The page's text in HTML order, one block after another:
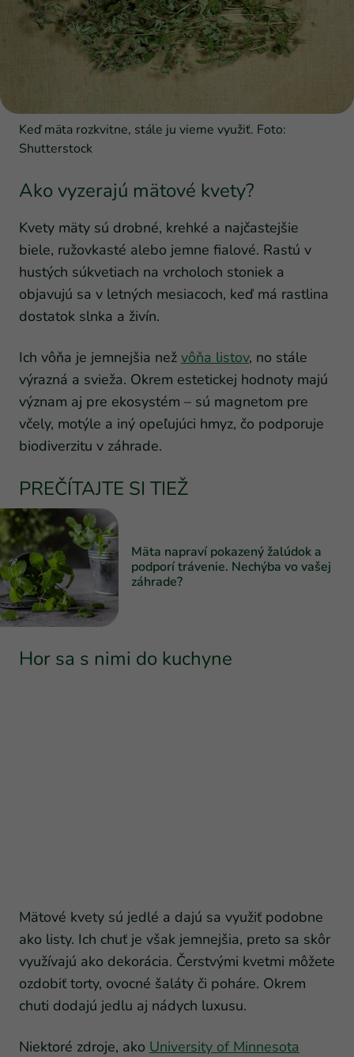
Keď mäta rozkvitne, stále ju vieme využiť. Foto:
Shutterstock
Ako vyzerajú mätové kvety?
Kvety mäty sú drobné, krehké a najčastejšie
biele, ružovkasté alebo jemne fialové. Rastú v
hustých súkvetiach na vrcholoch stoniek a
objavujú sa v letných mesiacoch, keď má rastlina
dostatok slnka a živín.
Ich vôňa je jemnejšia než vôňa listov, no stále
výrazná a svieža. Okrem estetickej hodnoty majú
význam aj pre ekosystém – sú magnetom pre
včely, motýle a iný opeľujúci hmyz, čo podporuje
biodiverzitu v záhrade.
PREČÍTAJTE SI TIEŽ
Mäta napraví pokazený žalúdok a
podporí trávenie. Nechýba vo vašej
záhrade?
Hor sa s nimi do kuchyne
Mätové kvety sú jedlé a dajú sa využiť podobne
ako listy. Ich chuť je však jemnejšia, preto sa skôr
využívajú ako dekorácia. Čerstvými kvetmi môžete
ozdobiť torty, ovocné šaláty či poháre. Okrem
chuti dodajú jedlu aj nádych luxusu.
Niektoré zdroje, ako University of Minnesota